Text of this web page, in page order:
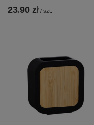
23,90 zł / szt.